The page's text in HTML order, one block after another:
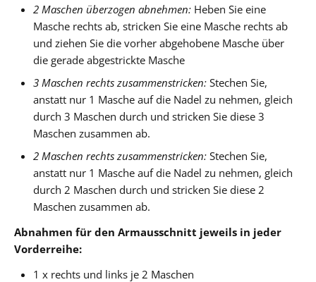
2 Maschen überzogen abnehmen: Heben Sie eine
Masche rechts ab, stricken Sie eine Masche rechts ab
und ziehen Sie die vorher abgehobene Masche über
die gerade abgestrickte Masche
3 Maschen rechts zusammenstricken: Stechen Sie,
anstatt nur 1 Masche auf die Nadel zu nehmen, gleich
durch 3 Maschen durch und stricken Sie diese 3
Maschen zusammen ab.
2 Maschen rechts zusammenstricken: Stechen Sie,
anstatt nur 1 Masche auf die Nadel zu nehmen, gleich
durch 2 Maschen durch und stricken Sie diese 2
Maschen zusammen ab.
Abnahmen für den Armausschnitt jeweils in jeder
Vorderreihe:
1 x rechts und links je 2 Maschen